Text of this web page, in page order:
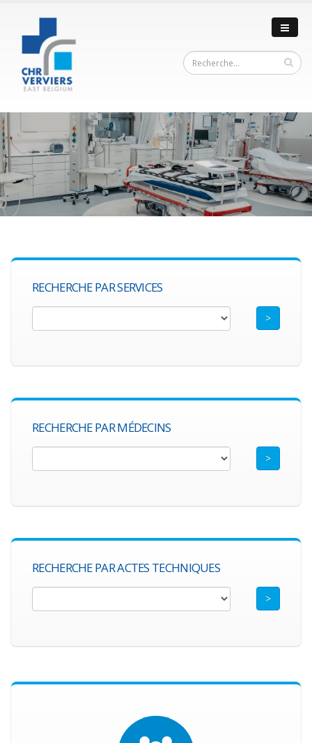
RECHERCHE PAR SERVICES
RECHERCHE PAR MÉDECINS
RECHERCHE PAR ACTES TECHNIQUES